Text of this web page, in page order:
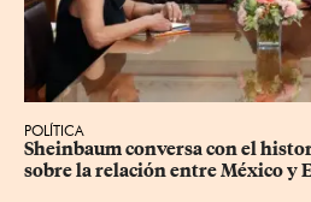
POLÍTICA
Sheinbaum conversa con el
sobre la relación entre México y